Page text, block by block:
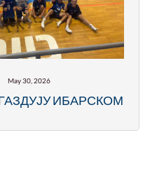
May 30, 2026
ИБАРСКОМ